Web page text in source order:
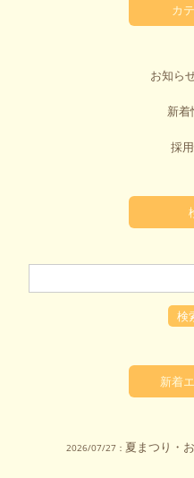
カ
お知ら
新着
採
新着
2026/07/27： 夏まつり・